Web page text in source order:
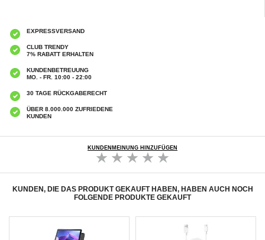
EXPRESSVERSAND
CLUB TRENDY
7% RABATT ERHALTEN
KUNDENBETREUUNG
MO. - FR. 10:00 - 22:00
30 TAGE RÜCKGABERECHT
ÜBER 8.000.000 ZUFRIEDENE
KUNDEN
KUNDENMEINUNG HINZUFÜGEN
KUNDEN, DIE DAS PRODUKT GEKAUFT HABEN, HABEN AUCH NOCH
FOLGENDE PRODUKTE GEKAUFT